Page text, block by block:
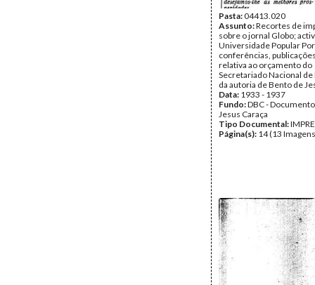
Pasta:04413.020
Assunto:Recortes de
sobre o jornal Globo;
Universidade Popular
conferências,
relativa ao orçamento do
Secretariado Nacional
da autoria de Bento de
Data: 1933 - 1937
Fundo:DBC -
Jesus Caraça
Tipo Documental:
Página(s): 14 (13